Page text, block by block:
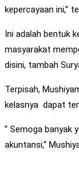
kepercayaan ini,”
Ini adalah bentuk
masyarakat
disini, tambah
Terpisah,
kelasnya dapat
” Semoga banyak
akuntansi,”